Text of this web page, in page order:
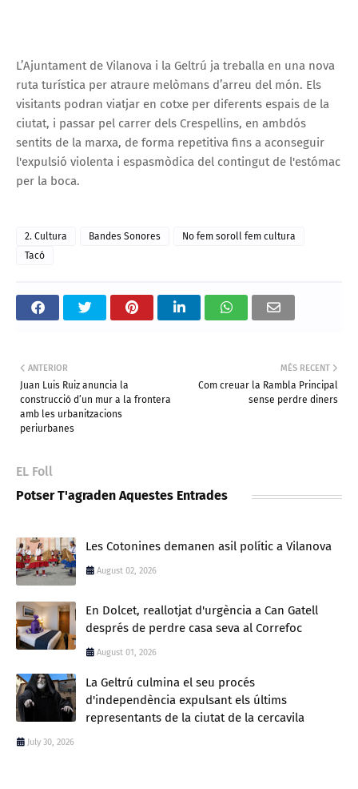
L’Ajuntament de Vilanova i la Geltrú ja treballa en una nova
ruta turística per atraure melòmans d’arreu del món. Els
visitants podran viatjar en cotxe per diferents espais de la
ciutat, i passar pel carrer dels Crespellins, en ambdós
sentits de la marxa, de forma repetitiva fins a aconseguir
l'expulsió violenta i espasmòdica del contingut de l'estómac
per la boca.
2. Cultura Bandes Sonores
No fem soroll fem cultura
Tacó
MÉS RECENT
Com creuar la Rambla Principal
sense perdre diners
ANTERIOR
Juan Luis Ruiz anuncia la
construcció d’un mur a la frontera
amb les urbanitzacions
periurbanes
EL Foll
Potser T'agraden Aquestes Entrades
Les Cotonines demanen asil polític a Vilanova
August 02, 2026
En Dolcet, reallotjat d'urgència a Can Gatell
després de perdre casa seva al Correfoc
August 01, 2026
La Geltrú culmina el seu procés
d'independència expulsant els últims
representants de la ciutat de la cercavila
July 30, 2026